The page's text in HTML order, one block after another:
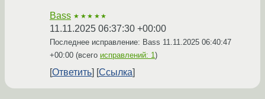
Bass ★★★★★
11.11.2025 06:37:30 +00:00
Последнее исправление: Bass 11.11.2025 06:40:47
+00:00 (всего исправлений: 1 )
Ответить Ссылка